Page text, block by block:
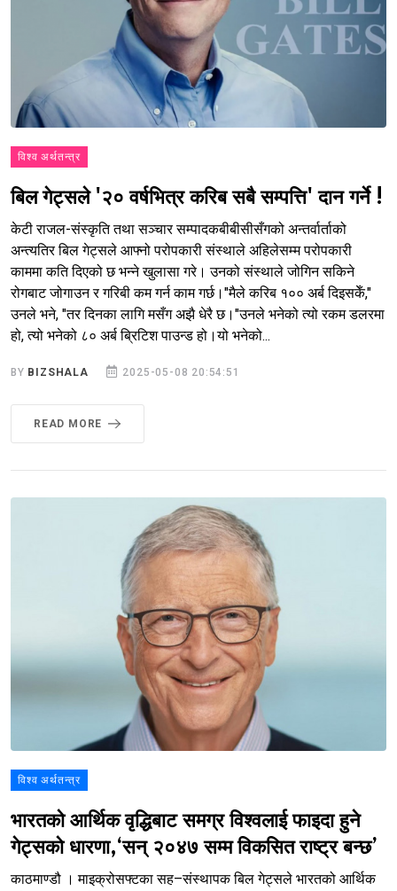
विश्व अर्थतन्त्र
बिल गेट्सले '२० वर्षभित्र करिब सबै सम्पत्ति' दान गर्ने !
केटी राजल-संस्कृति तथा सञ्चार सम्पादकबीबीसीसँगको अन्तर्वार्ताको
अन्त्यतिर बिल गेट्सले आफ्नो परोपकारी संस्थाले अहिलेसम्म परोपकारी
काममा कति दिएको छ भन्ने खुलासा गरे। उनको संस्थाले जोगिन सकिने
रोगबाट जोगाउन र गरिबी कम गर्न काम गर्छ।"मैले करिब १०० अर्ब दिइसकेँ,"
उनले भने, "तर दिनका लागि मसँग अझै धेरै छ।"उनले भनेको त्यो रकम डलरमा
हो, त्यो भनेको ८० अर्ब ब्रिटिश पाउन्ड हो।यो भनेको...
BY BIZSHALA 2025-05-08 20:54:51
READ MORE
विश्व अर्थतन्त्र
भारतको आर्थिक वृद्धिबाट समग्र विश्वलाई फाइदा हुने
गेट्सको धारणा,‘सन् २०४७ सम्म विकसित राष्ट्र बन्छ’
काठमाण्डौ । माइक्रोसफ्टका सह–संस्थापक बिल गेट्सले भारतको आर्थिक